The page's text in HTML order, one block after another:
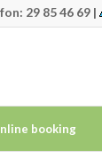
29 85 46 69 |
booking